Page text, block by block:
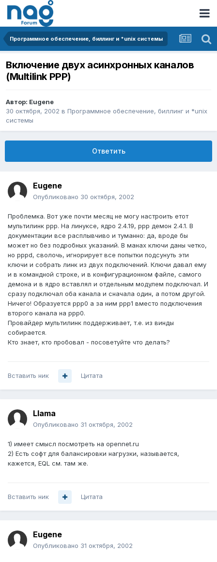
Программное обеспечение, биллинг и *unix системы
Включение двух асинхронных каналов
(Multilink PPP)
Автор: Eugene
30 октября, 2002 в Программное обеспечение, биллинг и *unix
системы
Ответить
Eugene
Опубликовано 30 октября, 2002
Проблемка. Вот уже почти месяц не могу настроить етот
мультилинк ppp. На линуксе, ядро 2.4.19, ррр демон 2.4.1. В
документации все расплывчиво и туманно: да, вроде бы
может но без подробных указаний. В манах ключи даны четко,
но pppd, сволочь, игнорирует все попытки подсунуть эти
ключи и собрать линк из двух подключений. Ключи давал ему
и в командной строке, и в конфигурационном файле, самого
демона и в ядро вставлял и отдельным модулем подключал. И
сразу подключал оба канала и сначала один, а потом другой.
Ничего! Образуется ppp0 а за ним ppp1 вместо подключения
второго канала на ppp0.
Провайдер мультилинк поддерживает, т.е. из винды
собирается.
Кто знает, кто пробовал - посоветуйте что делать?
Вставить ник Цитата
Llama
Опубликовано 31 октября, 2002
1) имеет смысл посмотреть на opennet.ru
2) Есть софт для балансировки нагрузки, называется,
кажется, EQL см. там же.
Вставить ник Цитата
Eugene
Опубликовано 31 октября, 2002